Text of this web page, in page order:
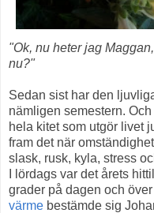
"Ok, nu heter jag
nu?"
Sedan sist har den
nämligen semestern.
hela kitet som utgör livet
fram det när
slask, rusk, kyla, stress
I lördags var det årets
grader på dagen och
värme bestämde sig